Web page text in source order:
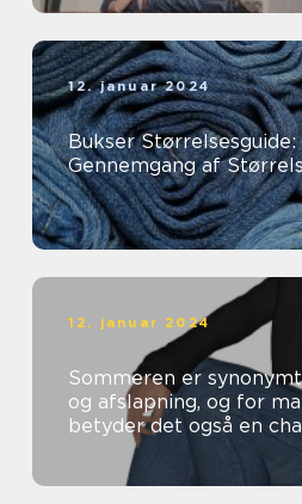
12. januar 2024
Bukser
Gennemgang af
12. januar 2024
Sommeren er
og afslapning, og for
betyder det også en
opdatere deres
sommerbuk...